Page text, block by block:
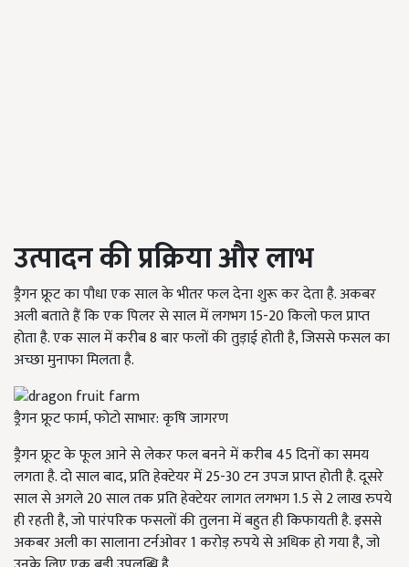
उत्पादन की प्रक्रिया और लाभ
ड्रैगन फ्रूट का पौधा एक साल के भीतर फल देना शुरू कर देता है. अकबर
अली बताते हैं कि एक पिलर से साल में लगभग 15-20 किलो फल प्राप्त
होता है. एक साल में करीब 8 बार फलों की तुड़ाई होती है, जिससे फसल का
अच्छा मुनाफा मिलता है.
ड्रैगन फ्रूट फार्म, फोटो साभार: कृषि जागरण
ड्रैगन फ्रूट के फूल आने से लेकर फल बनने में करीब 45 दिनों का समय
लगता है. दो साल बाद, प्रति हेक्टेयर में 25-30 टन उपज प्राप्त होती है. दूसरे
साल से अगले 20 साल तक प्रति हेक्टेयर लागत लगभग 1.5 से 2 लाख रुपये
ही रहती है, जो पारंपरिक फसलों की तुलना में बहुत ही किफायती है. इससे
अकबर अली का सालाना टर्नओवर 1 करोड़ रुपये से अधिक हो गया है, जो